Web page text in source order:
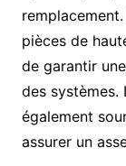
pièces de
de garantir
des
également
assurer un